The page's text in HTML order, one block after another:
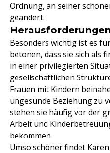
Ordnung, an seiner
geändert.
Besonders wichtig ist es
betonen, dass sie sich als
in einer privilegierten
gesellschaftlichen
Frauen mit Kindern
ungesunde Beziehung zu
stehen sie häufig vor der
Arbeit und
bekommen.
Umso schöner findet